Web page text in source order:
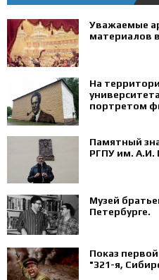
Уважаемые
материалов
На
портретом
Памятный
РГПУ им. А.И.
Музей
Петербурге‍.
Показ
"321-я,